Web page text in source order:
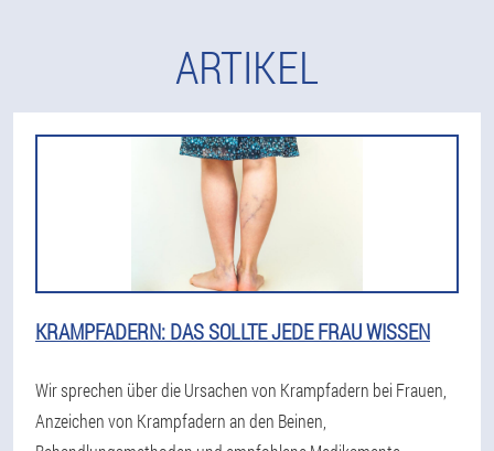
ARTIKEL
KRAMPFADERN: DAS SOLLTE JEDE FRAU WISSEN
Wir sprechen über die Ursachen von Krampfadern bei Frauen,
Anzeichen von Krampfadern an den Beinen,